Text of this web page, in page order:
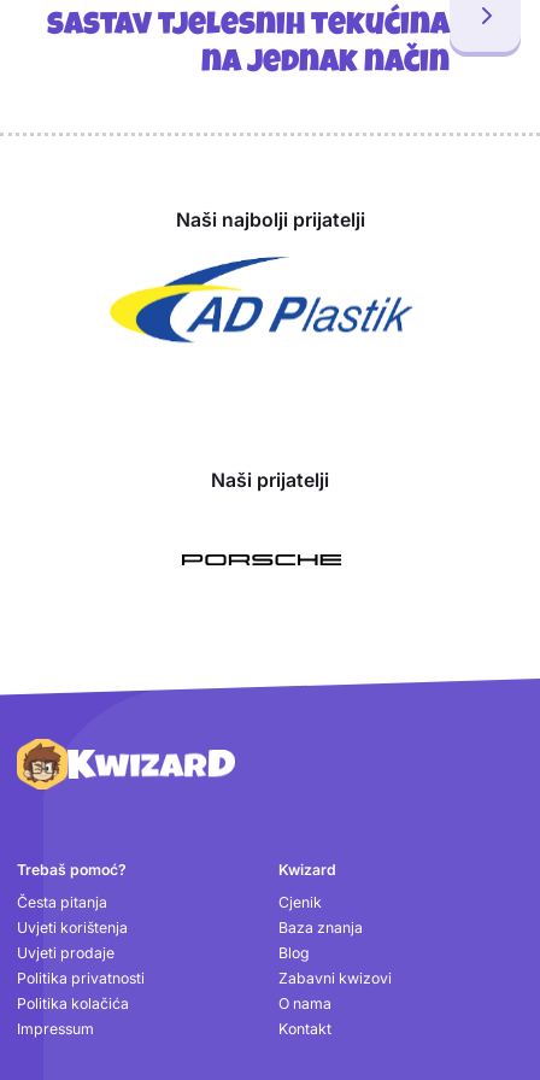
sastav tjelesnih tekućina
na jednak način
Naši najbolji prijatelji
Naši prijatelji
Podnožje
Trebaš pomoć?
Česta pitanja
Uvjeti korištenja
Uvjeti prodaje
Politika privatnosti
Politika kolačića
Impressum
Kwizard
Cjenik
Baza znanja
Blog
Zabavni kwizovi
O nama
Kontakt